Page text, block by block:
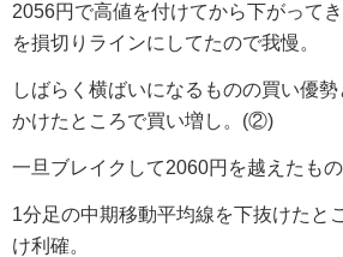
2056円で高値を付けてから下がって
を損切りラインにしてたので我慢。
しばらく横ばいになるものの買い優
かけたところで買い増し。(②)
一旦ブレイクして2060円を越えたも
1分足の中期移動平均線を下抜けた
け利確。